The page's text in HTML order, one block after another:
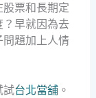
票和長期定
早就因為去
題加上人情
試台北當舖。